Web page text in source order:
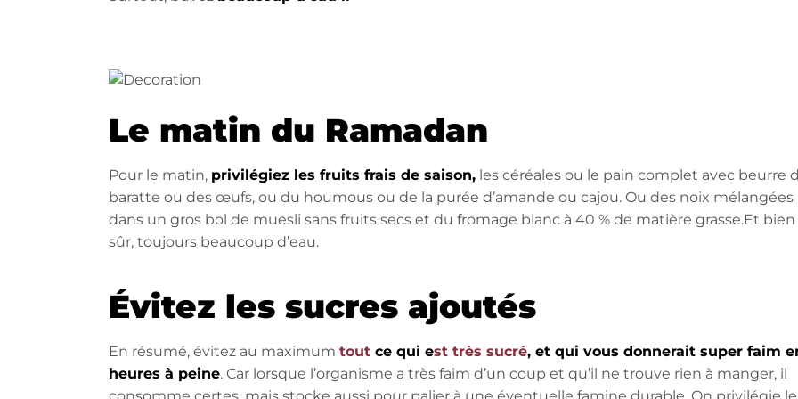
Le matin du Ramadan
Pour le matin, privilégiez les fruits frais de saison, les céréales ou le pain complet avec beurre
baratte ou des œufs, ou du houmous ou de la purée d’amande ou cajou. Ou des noix mélangées
dans un gros bol de muesli sans fruits secs et du fromage blanc à 40 % de matière grasse.Et bien
sûr, toujours beaucoup d’eau.
Évitez les sucres ajoutés
En résumé, évitez au maximum tout ce qui est très sucré, et qui vous donnerait super faim
heures à peine. Car lorsque l’organisme a très faim d’un coup et qu’il ne trouve rien à manger, il
consomme certes, mais stocke aussi pour palier à une éventuelle famine durable. On privilégie